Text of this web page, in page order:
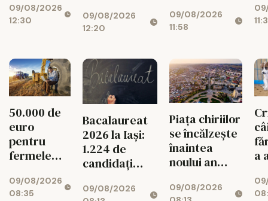
mai amplă
intervenţie
09/08/2026
12:30
sistemul de
7.000 de euro
09/08/2026
12:20
de la noul
buget UE
09/08/2026
11:58
50.000 de
euro
pentru
fermele
uriașă
09/08/2026
08:35
Bacalaureat
2026 la Iași:
1.224 de
candidați
examen
09/08/2026
Piața chiriilor
se încălzește
înaintea
noului an
09/08/2026
a